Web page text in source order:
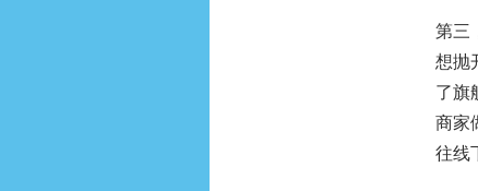
第三
想抛
了旗
商家
往线